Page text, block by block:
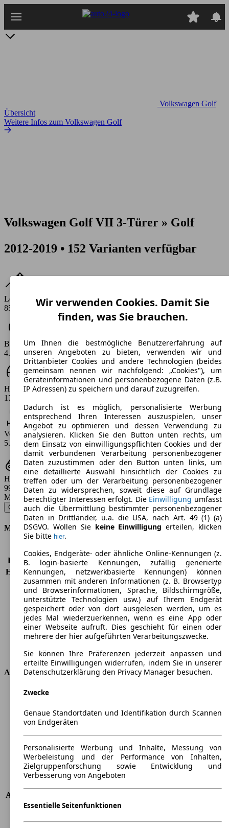
Hauptinhalt
Volkswagen Golf
Übersicht
Weitere Infos zum Volkswagen Golf
Volkswagen Golf VII 3-Türer » Golf
2012-2019 • 152 Varianten verfügbar
Leistung
85 - 310 PS
Beschleunigung (0-100 km/h)
4.6 - 11.9 s
Höchstgeschwindigkeit (km/h)
179 - 250 km/h
Verbrauch
5.4 - 10 l/100km
Hubraum
999 - 1984 ccm
Modellbezeichnung :
Golf 1.0 TSI Join - 63 KW (85 PS) (2017/12 - 2018/10)▼
Motor & Leistung
KW (PS)
63 kW (85 PS)
Beschleunigung (0-100 km/h) 11,9s
Höchstgeschwindigkeit (km/h) 180 km/h
Anzahl der Gänge
5
Drehmoment
175 nm
Hubraum
999 ccm
Kraftstoff
Benzin
Zylinder
3
Getriebe
Schaltgetriebe
Antriebsart
Vorderradantrieb
Abmessungen
Länge
Breite
1790 mm
Radstand
Maximalgewicht
Max. Zuladung
-
Türen
3
Sitze
5
Anhängelast (ungebremst)
Anhängelast (gebremst)
1100 kg
Wir verwenden Cookies. Damit Sie
finden, was Sie brauchen.
Um Ihnen die bestmögliche Benutzererfahrung auf
unseren Angeboten zu bieten, verwenden wir und
Drittanbieter Cookies und andere Technologien (beides
gemeinsam nennen wir nachfolgend: „Cookies"), um
Geräteinformationen und personenbezogene Daten (z.B.
IP Adressen) zu speichern und darauf zuzugreifen.
Dadurch ist es möglich, personalisierte Werbung
entsprechend Ihren Interessen auszuspielen, unser
Angebot zu optimieren und dessen Verwendung zu
analysieren. Klicken Sie den Button unten rechts, um
dem Einsatz von einwilligungspflichten Cookies und der
damit verbundenen Verarbeitung personenbezogener
Daten zuzustimmen oder den Button unten links, um
eine detaillierte Auswahl hinsichtlich der Cookies zu
treffen oder um der Verarbeitung personenbezogener
Daten zu widersprechen, soweit diese auf Grundlage
berechtigter Interessen erfolgt. Die Einwilligung umfasst
auch die Übermittlung bestimmter personenbezogener
Daten in Drittländer, u.a. die USA, nach Art. 49 (1) (a)
DSGVO. Wollen Sie keine Einwilligung erteilen, klicken
Sie bitte hier.
Cookies, Endgeräte- oder ähnliche Online-Kennungen (z.
B. login-basierte Kennungen, zufällig generierte
Kennungen, netzwerkbasierte Kennungen) können
zusammen mit anderen Informationen (z. B. Browsertyp
und Browserinformationen, Sprache, Bildschirmgröße,
unterstützte Technologien usw.) auf Ihrem Endgerät
gespeichert oder von dort ausgelesen werden, um es
jedes Mal wiederzuerkennen, wenn es eine App oder
einer Webseite aufruft. Dies geschieht für einen oder
mehrere der hier aufgeführten Verarbeitungszwecke.
Sie können Ihre Präferenzen jederzeit anpassen und
erteilte Einwilligungen widerrufen, indem Sie in unserer
Datenschutzerklärung den Privacy Manager besuchen.
Zwecke
Genaue Standortdaten und Identifikation durch Scannen
von Endgeräten
Personalisierte Werbung und Inhalte, Messung von
Werbeleistung und der Performance von Inhalten,
Zielgruppenforschung sowie Entwicklung und
Verbesserung von Angeboten
Essentielle Seitenfunktionen